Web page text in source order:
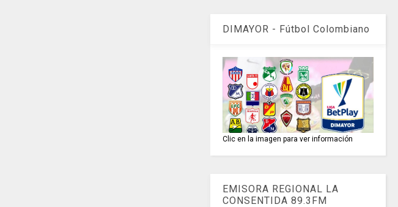
DIMAYOR - Fútbol Colombiano
Clic en la imagen para ver información
EMISORA REGIONAL LA
CONSENTIDA 89.3FM